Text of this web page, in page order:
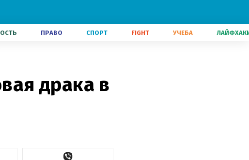
ПРАВО СПОРТ FIGHT УЧЕБА
драка в